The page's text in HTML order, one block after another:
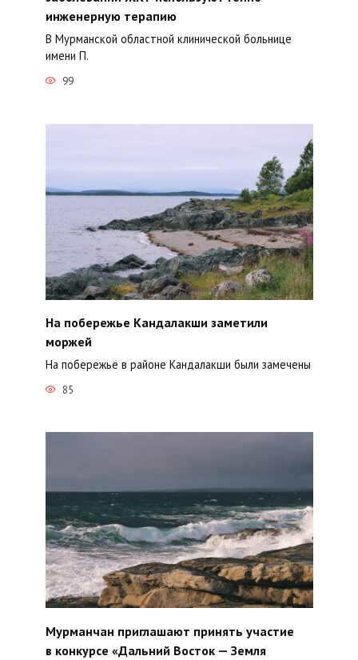
инженерную терапию
В Мурманской областной клинической больнице
имени П.
99
На побережье Кандалакши заметили
моржей
На побережье в районе Кандалакши были замечены
85
Мурманчан приглашают принять участие
в конкурсе «Дальний Восток — Земля